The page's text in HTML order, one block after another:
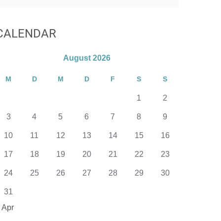
August 2026
M D M D F S S
1 2
3 4 5 6 7 8 9
10 11 12 13 14 15 16
17 18 19 20 21 22 23
24 25 26 27 28 29 30
31
Apr